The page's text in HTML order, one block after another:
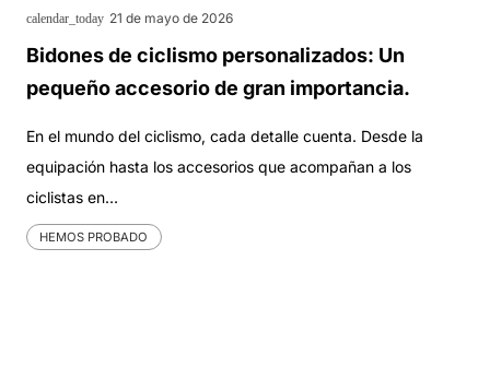
calendar_today 21 de mayo de 2026
Bidones de ciclismo personalizados: Un
pequeño accesorio de gran importancia.
En el mundo del ciclismo, cada detalle cuenta. Desde la
equipación hasta los accesorios que acompañan a los
ciclistas en…
HEMOS PROBADO